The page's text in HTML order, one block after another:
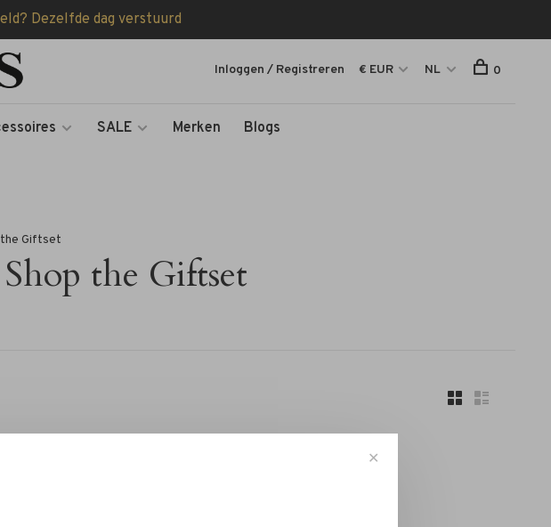
Dezelfde dag verstuurd
SALE Merken Blogs
Inloggen / Registreren € EUR NL 0
Giftset
the Giftset
✕